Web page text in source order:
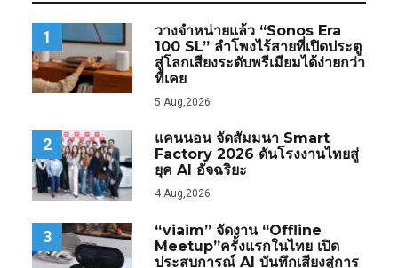
1
วางจำหน่ายแล้ว “Sonos Era
100 SL” ลำโพงไร้สายที่เปิดประตู
สู่โลกเสียงระดับพรีเมียมได้ง่ายกว่า
ที่เคย
5 Aug,2026
2
แคนนอน จัดสัมมนา Smart
Factory 2026 ดันโรงงานไทยสู่
ยุค AI อัจฉริยะ
4 Aug,2026
3
“viaim” จัดงาน “Offline
Meetup”ครั้งแรกในไทย เปิด
ประสบการณ์ AI บันทึกเสียงสู่การ